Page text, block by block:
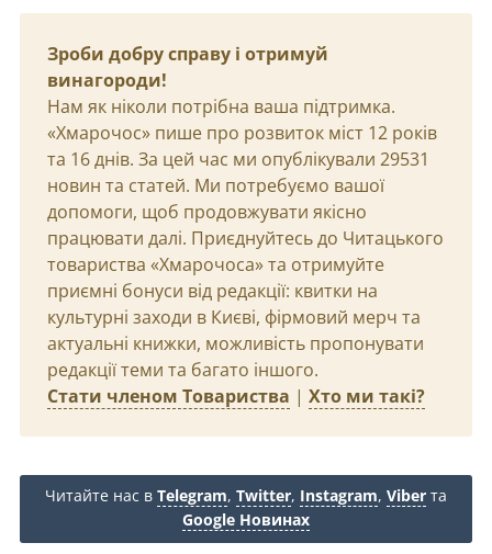
Зроби добру справу і отримуй
винагороди!
Нам як ніколи потрібна ваша підтримка.
«Хмарочос» пише про розвиток міст 12 років
та 16 днів. За цей час ми опублікували 29531
новин та статей. Ми потребуємо вашої
допомоги, щоб продовжувати якісно
працювати далі. Приєднуйтесь до Читацького
товариства «Хмарочоса» та отримуйте
приємні бонуси від редакції: квитки на
культурні заходи в Києві, фірмовий мерч та
актуальні книжки, можливість пропонувати
редакції теми та багато іншого.
Стати членом Товариства | Хто ми такі?
Читайте нас в Telegram, Twitter, Instagram, Viber та
Google Новинах